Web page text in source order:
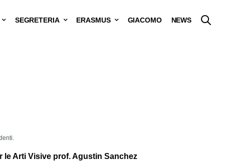
SEGRETERIA ERASMUS GIACOMO NEWS
le Arti Visive prof. Agustin Sanchez